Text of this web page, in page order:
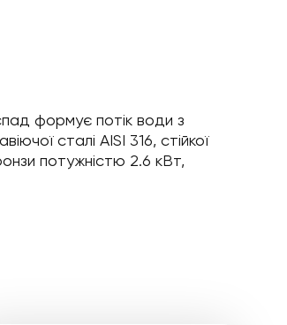
формує потік води з
сталі AISI 316, стійкої
потужністю 2.6 кВт,